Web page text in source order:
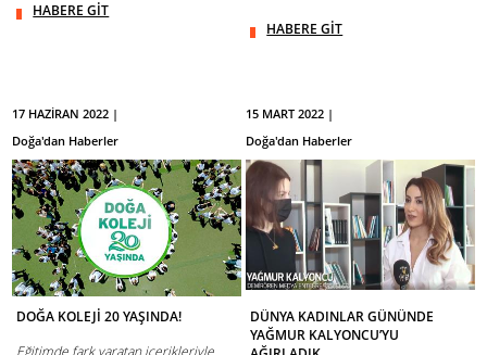
HABERE GİT
HABERE GİT
17 HAZİRAN 2022 |
Doğa'dan Haberler
DOĞA KOLEJİ 20 YAŞINDA!
Eğitimde fark yaratan içerikleriyle
15 MART 2022 |
Doğa'dan Haberler
DÜNYA KADINLAR GÜNÜNDE
YAĞMUR KALYONCU’YU